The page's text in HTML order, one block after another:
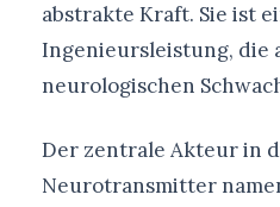
abstrakte Kraft. Sie ist
Ingenieursleistung, die
neurologischen
Der zentrale Akteur in
Neurotransmitter